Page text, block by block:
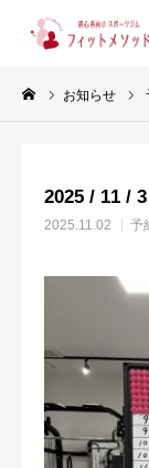
お知らせ
2025 / 11 /
2025.11.02 予
当ジムについて
お客様の声
ブログ